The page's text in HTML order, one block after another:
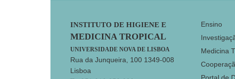
Footer
INSTITUTO DE HIGIENE E
MEDICINA TROPICAL
UNIVERSIDADE NOVA DE LISBOA
Rua da Junqueira, 100 1349-008
Lisboa
Ensino
Medicina